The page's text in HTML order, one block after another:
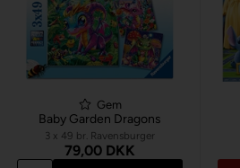
Gem
Baby Garden Dragons
3 x 49 br. Ravensburger
79,00 DKK